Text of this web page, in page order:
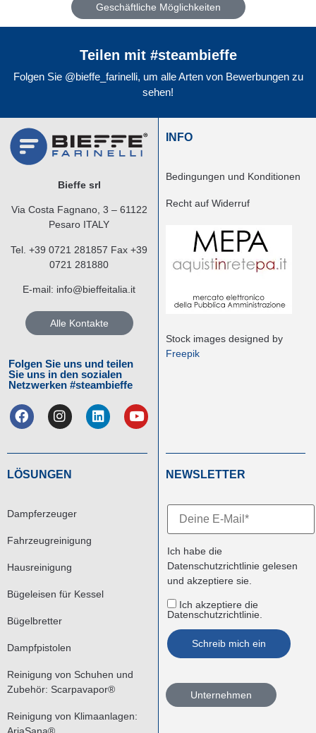
Geschäftliche Möglichkeiten
Teilen mit #steambieffe
Folgen Sie @bieffe_farinelli, um alle Arten von Bewerbungen zu
sehen!
Bieffe srl
Via Costa Fagnano, 3 – 61122
Pesaro ITALY
Tel. +39 0721 281857 Fax +39
0721 281880
E-mail: info@bieffeitalia.it
Alle Kontakte
Folgen Sie uns und teilen
Sie uns in den sozialen
Netzwerken #steambieffe
INFO
Bedingungen und Konditionen
Recht auf Widerruf
Stock images designed by
Freepik
LÖSUNGEN
Dampferzeuger
Fahrzeugreinigung
Hausreinigung
Bügeleisen für Kessel
Bügelbretter
Dampfpistolen
Reinigung von Schuhen und
Zubehör: Scarpavapor®
Reinigung von Klimaanlagen:
AriaSana®
NEWSLETTER
Ich habe die
Datenschutzrichtlinie gelesen
und akzeptiere sie.
Ich akzeptiere die
Datenschutzrichtlinie.
Unternehmen